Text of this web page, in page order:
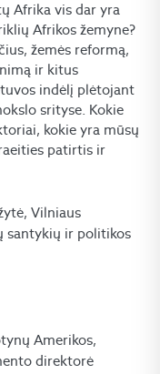
Afrika vis dar yra
Afrikos žemyne?
žemės reformą,
ir kitus
indėlį plėtojant
srityse. Kokie
kokie yra mūsų
patirtis ir
Vilniaus
santykių ir politikos
Amerikos,
direktorė